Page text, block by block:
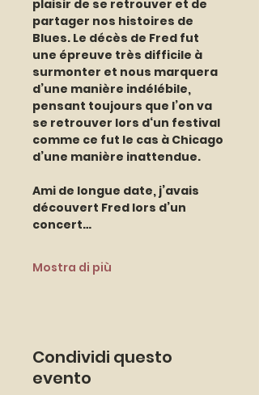
plaisir de se retrouver et de
partager nos histoires de
Blues. Le décès de Fred fut
une épreuve très difficile à
surmonter et nous marquera
d’une manière indélébile,
pensant toujours que l’on va
se retrouver lors d‘un festival
comme ce fut le cas à Chicago
d’une manière inattendue.
Ami de longue date, j’avais
découvert Fred lors d’un
concert…
Mostra di più
Condividi questo
evento